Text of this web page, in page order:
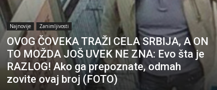
Najnovije Zanimljivosti
OVOG ČOVEKA TRAŽI CELA SRBIJA, A ON
TO MOŽDA JOŠ UVEK NE ZNA: Evo šta je
RAZLOG! Ako ga prepoznate, odmah
zovite ovaj broj (FOTO)